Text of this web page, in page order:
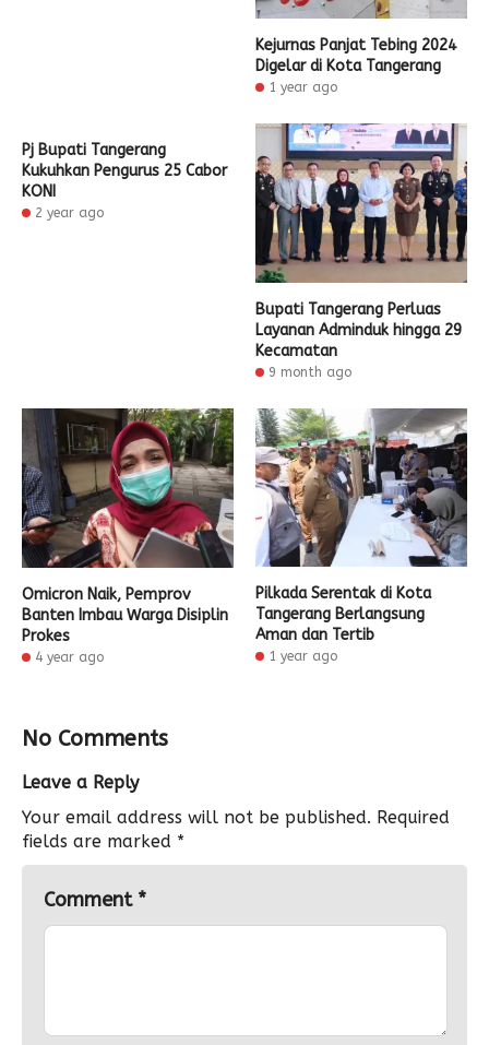
Kejurnas Panjat Tebing 2024
Digelar di Kota Tangerang
1 year ago
Pj Bupati Tangerang
Kukuhkan Pengurus 25 Cabor
KONI
2 year ago
Bupati Tangerang Perluas
Layanan Adminduk hingga 29
Kecamatan
9 month ago
Omicron Naik, Pemprov
Banten Imbau Warga Disiplin
Prokes
4 year ago
Pilkada Serentak di Kota
Tangerang Berlangsung
Aman dan Tertib
1 year ago
No Comments
Leave a Reply
Your email address will not be published. Required
fields are marked *
Comment *